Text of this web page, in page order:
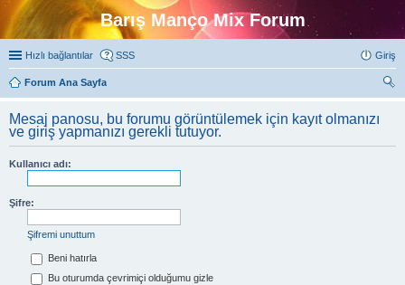
Barış Manço Mix Forum
Hızlı bağlantılar SSS Giriş
Forum Ana Sayfa
Mesaj panosu, bu forumu görüntülemek için kayıt olmanızı
ve giriş yapmanızı gerekli tutuyor.
Kullanıcı adı:
Şifre:
Şifremi unuttum
Beni hatırla
Bu oturumda çevrimiçi olduğumu gizle